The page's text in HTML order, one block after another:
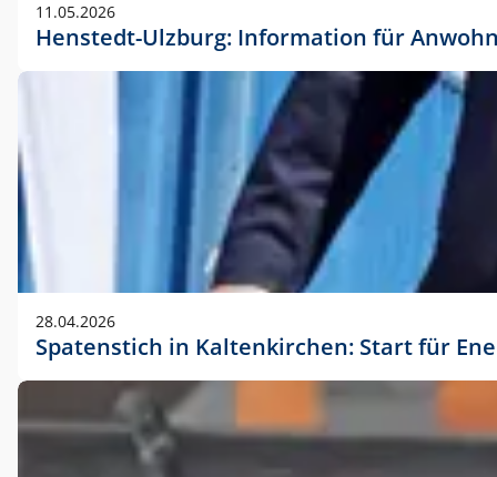
11.05.2026
Henstedt-Ulzburg: Information für
28.04.2026
Spatenstich in Kaltenkirchen: Start für